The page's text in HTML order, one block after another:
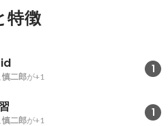
特徴
1
慎二郎が+1
1
慎二郎が+1